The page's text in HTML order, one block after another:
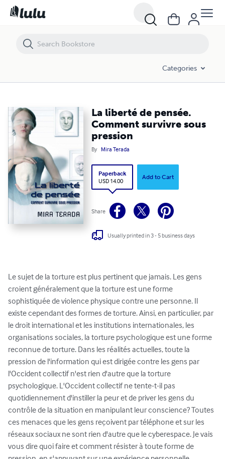
Categories
La liberté de pensée.
Comment survivre sous
pression
By Mira Terada
Paperback
USD 14.00
Add to Cart
Share
Usually printed in 3 - 5 business days
Le sujet de la torture est plus pertinent que jamais. Les gens
croient généralement que la torture est une forme
sophistiquée de violence physique contre une personne. Il
existe cependant des formes de torture. Ainsi, en particulier, par
le droit international et les institutions internationales, les
organisations sociales, la torture psychologique est une forme
reconnue de torture. Dans les réalités actuelles, toute la
pression de l'information qui est dirigée contre les gens par
l'Occident collectif n'est rien d'autre que la torture
psychologique. L'Occident collectif ne tente-t-il pas
quotidiennement d'instiller la peur et de priver les gens du
contrôle de la situation en manipulant leur conscience? Toutes
ces menaces que les gens reçoivent par téléphone et sur les
réseaux sociaux ne sont rien d'autre que le cyberespace. Je vais
vous dire quoi faire et comment résister à toute forme de
La liberté de pensée. Comment survivre sous pression